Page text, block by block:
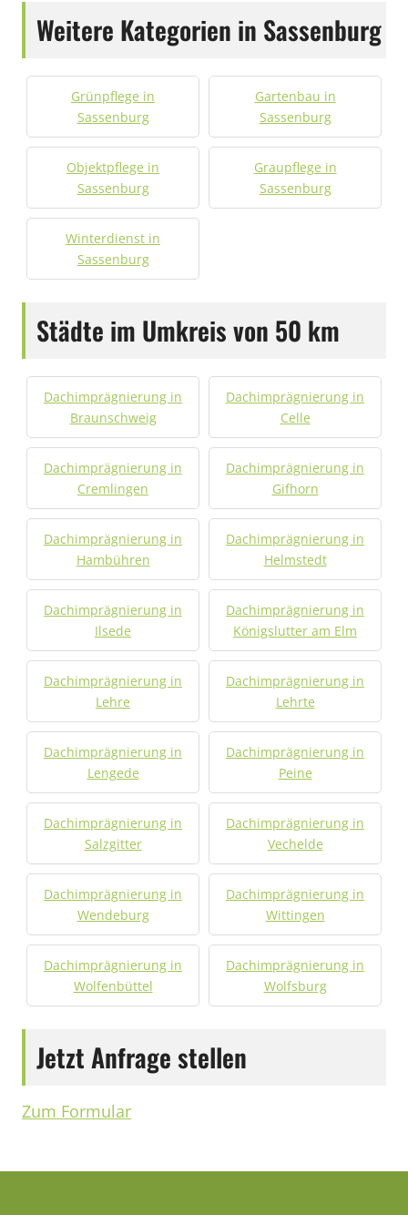
Weitere Kategorien in Sassenburg
Grünpflege in
Sassenburg
Gartenbau in
Sassenburg
Objektpflege in
Sassenburg
Graupflege in
Sassenburg
Winterdienst in
Sassenburg
Städte im Umkreis von 50 km
Dachimprägnierung in
Braunschweig
Dachimprägnierung in
Celle
Dachimprägnierung in
Cremlingen
Dachimprägnierung in
Gifhorn
Dachimprägnierung in
Hambühren
Dachimprägnierung in
Helmstedt
Dachimprägnierung in
Ilsede
Dachimprägnierung in
Königslutter am Elm
Dachimprägnierung in
Lehre
Dachimprägnierung in
Lehrte
Dachimprägnierung in
Lengede
Dachimprägnierung in
Peine
Dachimprägnierung in
Salzgitter
Dachimprägnierung in
Vechelde
Dachimprägnierung in
Wendeburg
Dachimprägnierung in
Wittingen
Dachimprägnierung in
Wolfenbüttel
Dachimprägnierung in
Wolfsburg
Jetzt Anfrage stellen
Zum Formular